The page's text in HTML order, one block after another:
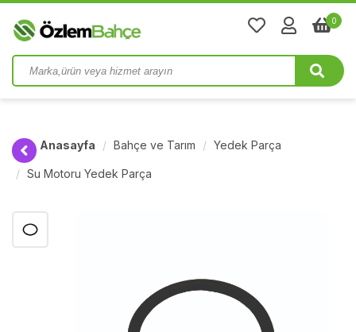
0
Anasayfa Bahçe ve Tarım Yedek Parça
Su Motoru Yedek Parça